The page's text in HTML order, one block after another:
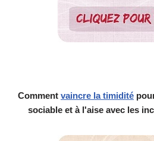
Comment vaincre la timidité
sociable et à l'aise avec les